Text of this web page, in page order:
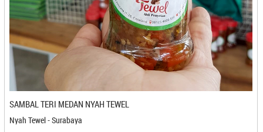
Patin - Medan
Patrem Snack - Mojokerto
PD. Anugrah - Cilegon
PD. Laksana - Cilegon
PD. Pakpak Agro Lestari - Medan
PD. Rikza - Cilegon
Pempek 123 - Bandar Lampung
Pempek Asiong - Jambi
SAMBAL TERI MEDAN NYAH TEWEL
Nyah Tewel - Surabaya